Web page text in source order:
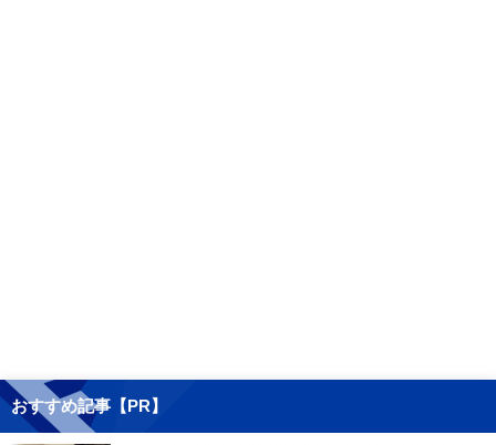
おすすめ記事【PR】